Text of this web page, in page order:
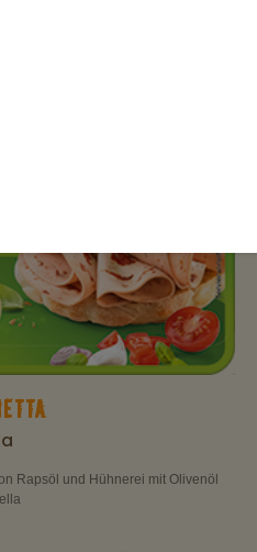
Rapsöl und Hühnerei mit Olivenöl